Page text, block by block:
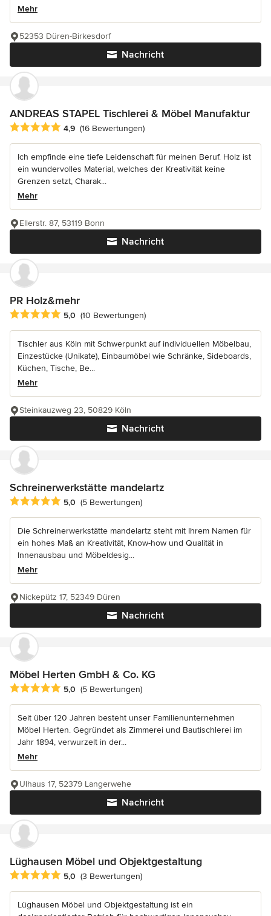
Mehr
Nachricht
52353 Düren-Birkesdorf
ANDREAS STAPEL Tischlerei & Möbel Manufaktur
Durchschnittliche Bewertung: 4.9 von 5 Sternen
4,9 (16 Bewertungen)
Ich empfinde eine tiefe Leidenschaft für meinen Beruf. Holz ist
ein wundervolles Material, welches der Kreativität keine
Grenzen setzt, Charak...
Mehr
Nachricht
Ellerstr. 87, 53119 Bonn
PR Holz&mehr
Durchschnittliche Bewertung: 5 von 5 Sternen
5,0 (10 Bewertungen)
Tischler aus Köln mit Schwerpunkt auf individuellen Möbelbau,
Einzestücke (Unikate), Einbaumöbel wie Schränke, Sideboards,
Küchen, Tische, Be...
Mehr
Nachricht
Steinkauzweg 23, 50829 Köln
Schreinerwerkstätte mandelartz
Durchschnittliche Bewertung: 5 von 5 Sternen
5,0 (5 Bewertungen)
Die Schreinerwerkstätte mandelartz steht mit Ihrem Namen für
ein hohes Maß an Kreativität, Know-how und Qualität in
Innenausbau und Möbeldesig...
Mehr
Nachricht
Nickepütz 17, 52349 Düren
Möbel Herten GmbH & Co. KG
Durchschnittliche Bewertung: 5 von 5 Sternen
5,0 (5 Bewertungen)
Seit über 120 Jahren besteht unser Familienunternehmen
Möbel Herten. Gegründet als Zimmerei und Bautischlerei im
Jahr 1894, verwurzelt in der...
Mehr
Nachricht
Ulhaus 17, 52379 Langerwehe
Lüghausen Möbel und Objektgestaltung
Durchschnittliche Bewertung: 5 von 5 Sternen
5,0 (3 Bewertungen)
Lüghausen Möbel und Objektgestaltung ist ein